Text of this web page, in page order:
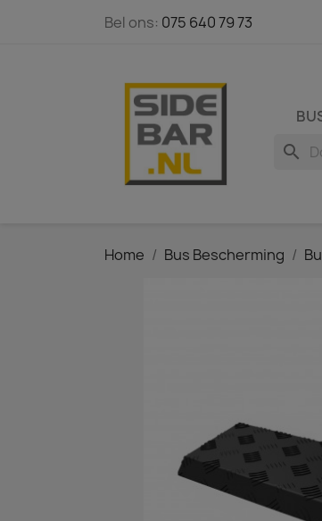
Bel ons: 075 640 79 73
search
Home Bus Bescherming